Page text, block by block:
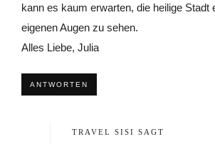
kann es kaum erwarten, die heilige Stadt
eigenen Augen zu sehen.
Alles Liebe, Julia
ANTWORTEN
TRAVEL SISI SAGT